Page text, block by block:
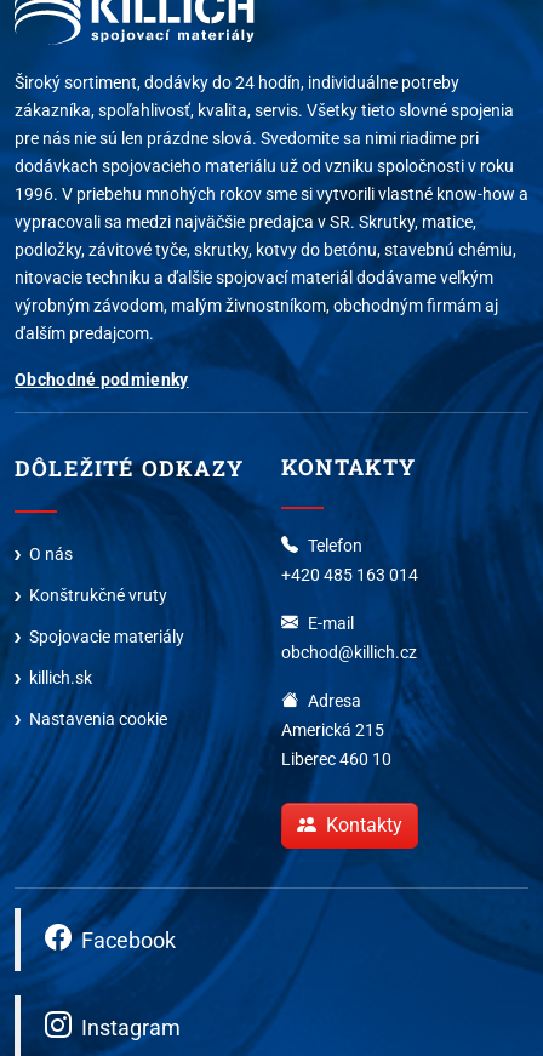
Široký sortiment, dodávky do 24 hodín, individuálne potreby
zákazníka, spoľahlivosť, kvalita, servis. Všetky tieto slovné spojenia
pre nás nie sú len prázdne slová. Svedomite sa nimi riadime pri
dodávkach spojovacieho materiálu už od vzniku spoločnosti v roku
1996. V priebehu mnohých rokov sme si vytvorili vlastné know-how a
vypracovali sa medzi najväčšie predajca v SR. Skrutky, matice,
podložky, závitové tyče, skrutky, kotvy do betónu, stavebnú chémiu,
nitovacie techniku a ďalšie spojovací materiál dodávame veľkým
výrobným závodom, malým živnostníkom, obchodným firmám aj
ďalším predajcom.
Obchodné podmienky
DÔLEŽITÉ ODKAZY
O nás
Konštrukčné vruty
Spojovacie materiály
killich.sk
Nastavenia cookie
KONTAKTY
Telefon
+420 485 163 014
E-mail
obchod@killich.cz
Adresa
Americká 215
Liberec 460 10
Kontakty
Facebook
Instagram